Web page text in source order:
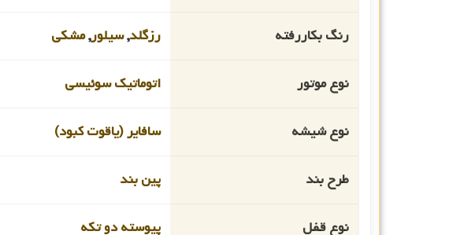
رنگ بکاررفته رزگلد,سیلور,مشکی
نوع موتور اتوماتیک سوئیسی
نوع شیشه سافایر (یاقوت کبود)
طرح بند پین بند
نوع قفل پیوسته دو تکه